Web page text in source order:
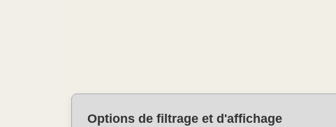
Options de filtrage et d'affichage